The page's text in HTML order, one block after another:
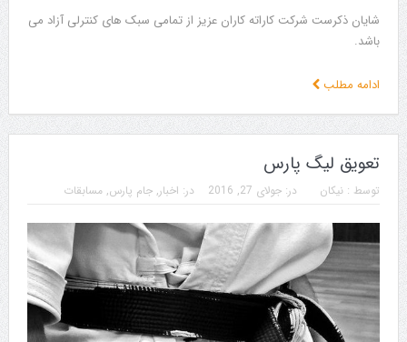
شایان ذکرست شرکت کاراته کاران عزیز از تمامی سبک های کنترلی آزاد می
باشد.
ادامه مطلب
تعویق لیگ پارس
توسط : نیکان در: جولای 27, 2016 در: اخبار, جام پارس, مسابقات